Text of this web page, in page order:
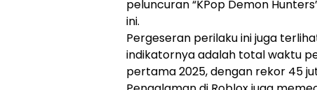
peluncuran “KPop Demon
ini.
Pergeseran perilaku ini juga
indikatornya adalah total waktu
pertama 2025, dengan rekor 45